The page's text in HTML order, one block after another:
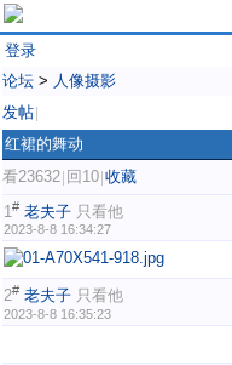
登录
论坛 > 人像摄影
发帖
红裙的舞动
看23632 回10 收藏
1# 老夫子 只看他
2023-8-8 16:34:27
2# 老夫子 只看他
2023-8-8 16:35:23